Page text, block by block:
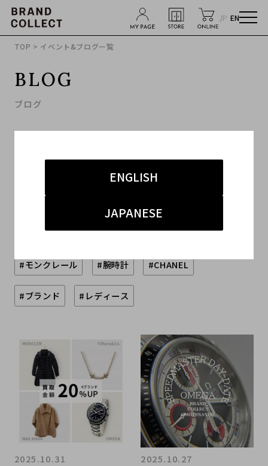
JP EN
ENGLISH
JAPANESE
TOP > イベント&ブログ一覧
BLOG
ブログ
キーワードから探す
#モンクレール #腕時計 #CHANEL
#ブランド #レディース
2025.10.31
2025.10.27